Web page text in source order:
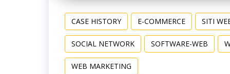
CASE HISTORY E-COMMERCE SITI
SOCIAL NETWORK SOFTWARE-WEB
WEB MARKETING